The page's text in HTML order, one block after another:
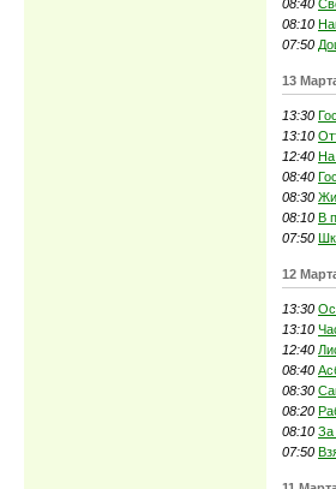
08:40
08:10
07:50
13
13:30
13:10
12:40 На
08:40
08:30
08:10 В
07:50
12
13:30
13:10
12:40
08:40
08:30
08:20
08:10 За
07:50